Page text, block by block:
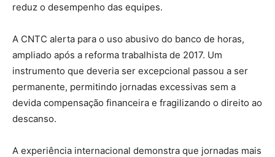
reduz o desempenho das equipes.
A CNTC alerta para o uso abusivo do banco de horas,
ampliado após a reforma trabalhista de 2017. Um
instrumento que deveria ser excepcional passou a ser
permanente, permitindo jornadas excessivas sem a
devida compensação financeira e fragilizando o direito ao
descanso.
A experiência internacional demonstra que jornadas mais